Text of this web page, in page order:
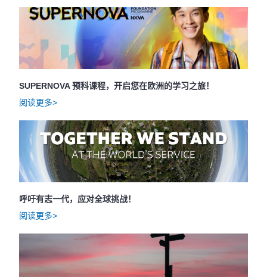
SUPERNOVA 预科课程，开启您在欧洲的学习之旅！
阅读更多>
呼吁有志一代，应对全球挑战！
阅读更多>